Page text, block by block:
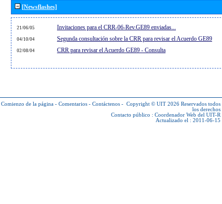
[Newsflashes]
21/06/05 Invitaciones para el CRR-06-Rev.GE89 enviadas...
04/10/04 Segunda consultación sobre la CRR para revisar el Acuerdo GE89
02/08/04 CRR para revisar el Acuerdo GE89 - Consulta
Comienzo de la página - Comentarios - Contáctenos - Copyright © UIT 2026 Reservados todos
los derechos
Contacto público : Coordenador Web del UIT-R
Actualizado el : 2011-06-15